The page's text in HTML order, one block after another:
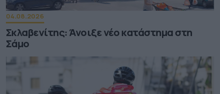
04.08.2026
Σκλαβενίτης: Άνοιξε νέο κατάστημα στη
Σάμο